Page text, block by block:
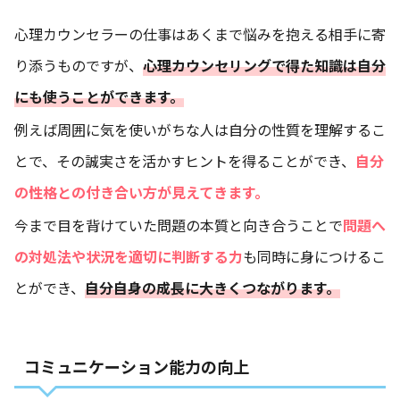
心理カウンセラーの仕事はあくまで悩みを抱える相手に寄
り添うものですが、 心理カウンセリングで得た知識は自分
にも使うことができます。
例えば周囲に気を使いがちな人は自分の性質を理解するこ
とで、その誠実さを活かすヒントを得ることができ、 自分
の性格との付き合い方が見えてきます。
今まで目を背けていた問題の本質と向き合うことで問題へ
の対処法や状況を適切に判断する力も同時に身につけるこ
とができ、 自分自身の成長に大きくつながります。
コミュニケーション能力の向上